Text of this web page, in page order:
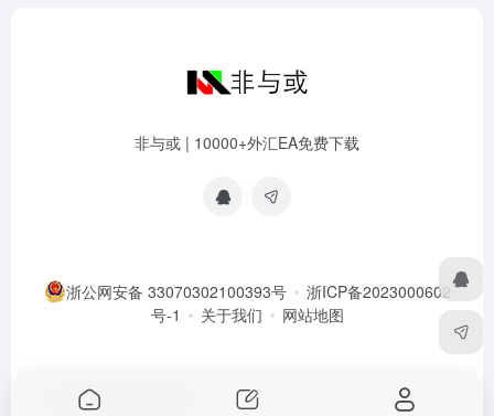
非与或 | 10000+外汇EA免费下载
浙公网安备 33070302100393号
浙ICP备2023000602
号-1
关于我们 网站地图
Copyright © 2026